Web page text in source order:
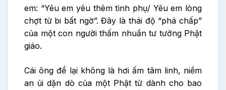
em: “Yêu em yêu thêm tình phụ/ Yêu em lòng
chợt từ bi bất ngờ”. Đây là thái độ “phá chấp”
của một con người thấm nhuần tư tưởng Phật
giáo.
Cái ông để lại không là hơi ấm tâm linh, niềm
an ủi dặn dò của một Phật tử dành cho bao